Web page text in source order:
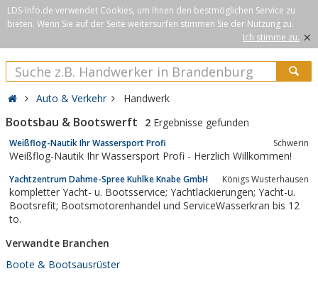
LDS-Info.de verwendet Cookies, um Ihnen den bestmöglichen Service zu
bieten. Wenn Sie auf der Seite weitersurfen stimmen Sie der Nutzung zu.
Ich stimme zu. ×
Auto & Verkehr Handwerk
Bootsbau & Bootswerft 2 Ergebnisse gefunden
Weißflog-Nautik Ihr Wassersport Profi Schwerin
Weißflog-Nautik Ihr Wassersport Profi - Herzlich Willkommen!
Yachtzentrum Dahme-Spree Kuhlke Knabe GmbH Königs Wusterhausen
kompletter Yacht- u. Bootsservice; Yachtlackierungen; Yacht-u.
Bootsrefit; Bootsmotorenhandel und ServiceWasserkran bis 12
to.
Verwandte Branchen
Boote & Bootsausrüster